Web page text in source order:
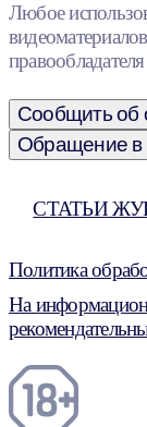
Любое
Сообщить об
Обращение в
СТАТЬИ
Политика
На